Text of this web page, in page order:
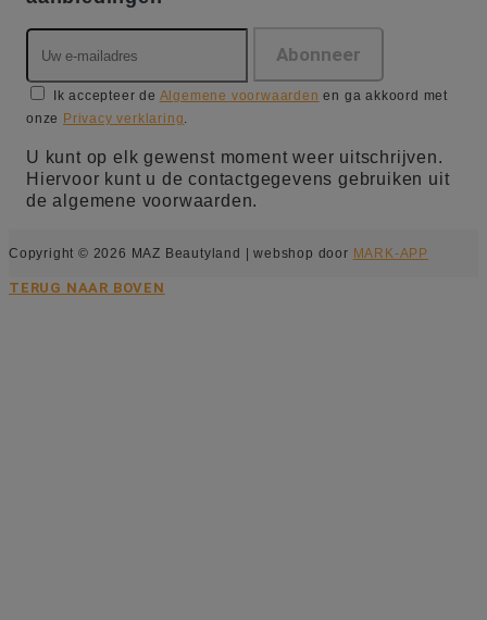
Ik accepteer de Algemene voorwaarden en ga akkoord met
onze Privacy verklaring.
U kunt op elk gewenst moment weer uitschrijven.
Hiervoor kunt u de contactgegevens gebruiken uit
de algemene voorwaarden.
Copyright © 2026 MAZ Beautyland | webshop door MARK-APP
TERUG NAAR BOVEN